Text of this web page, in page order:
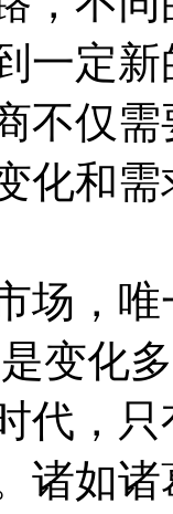
一定
不仅需
化和
，唯
变化
代，
诸如